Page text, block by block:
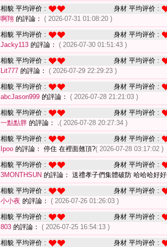
相貌 平均评价 : 身材 平均评价 :
啊翔 的評論： ( 2026-07-31 01:08:20 )
相貌 平均评价 : 身材 平均评价 :
Jacky113 的評論： ( 2026-07-30 01:51:43 )
相貌 平均评价 : 身材 平均评价 :
Lit777 的評論： ( 2026-07-29 22:29:23 )
相貌 平均评价 : 身材 平均评价 :
abcJason999 的評論： ( 2026-07-28 21:21:03 )
相貌 平均评价 : 身材 平均评价 :
一點點胖 的評論： .( 2026-07-28 20:27:34 )
相貌 平均评价 : 身材 平均评价 :
Ipoo 的評論： 停住 在裡面翹頂?( 2026-07-28 03:17:02 )
相貌 平均评价 : 身材 平均评价 :
3MONTHSUN 的評論： 送禮孝子們集體破防 哈哈哈好
相貌 平均评价 : 身材 平均评价 :
小小夜 的評論： ( 2026-07-26 01:26:03 )
相貌 平均评价 : 身材 平均评价 :
803 的評論： ( 2026-07-25 16:54:13 )
相貌 平均评价 : 身材 平均评价 :